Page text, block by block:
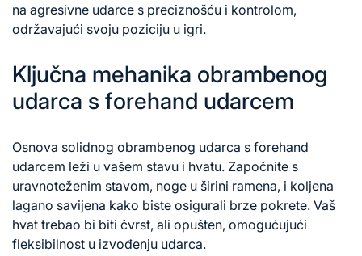
na agresivne udarce s preciznošću i kontrolom,
održavajući svoju poziciju u igri.
Ključna mehanika obrambenog
udarca s forehand udarcem
Osnova solidnog obrambenog udarca s forehand
udarcem leži u vašem stavu i hvatu. Započnite s
uravnoteženim stavom, noge u širini ramena, i koljena
lagano savijena kako biste osigurali brze pokrete. Vaš
hvat trebao bi biti čvrst, ali opušten, omogućujući
fleksibilnost u izvođenju udarca.